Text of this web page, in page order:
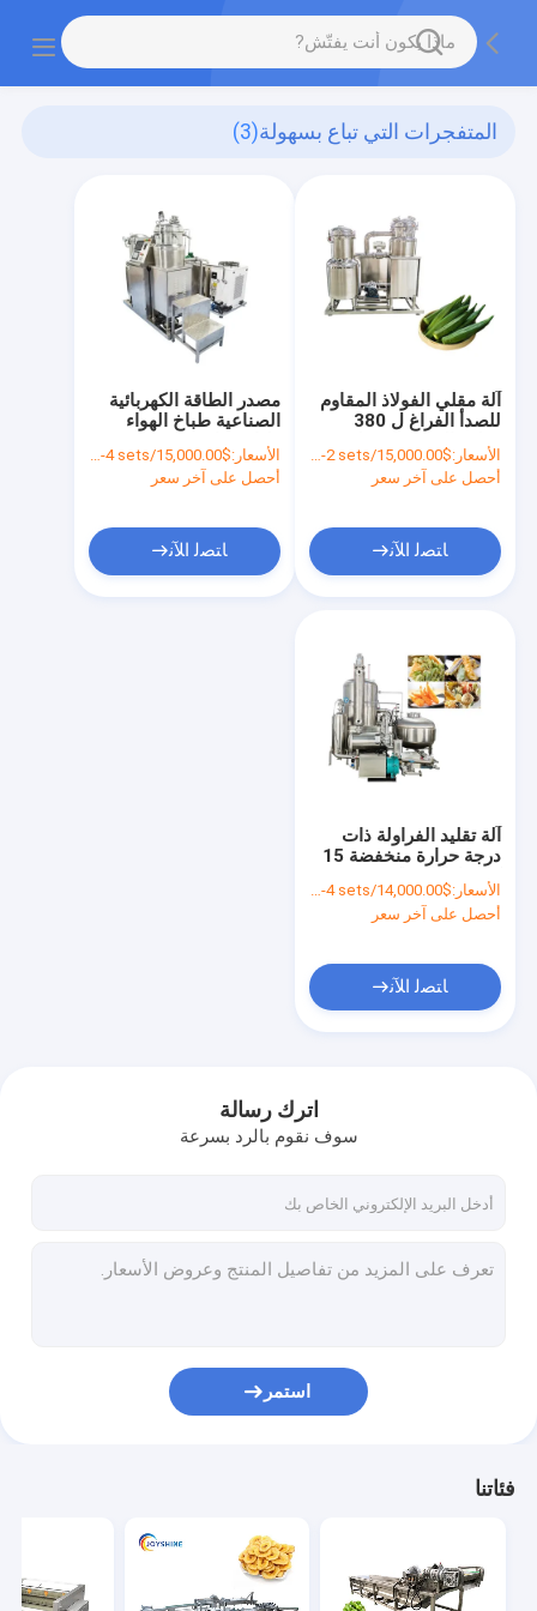
المتفجرات التي تباع بسهولة(3)
مصدر الطاقة الكهربائية
الصناعية طباخ الهواء
الفنادق
الأسعار:$15,000.00/sets 1-4 sets
أحصل على آخر سعر
ﺎﺘﺼﻟ ﺍﻶﻧ
آلة مقلي الفولاذ المقاوم
للصدأ الفراغ ل 380
وجبات خفيفة منخفضة
الزيت
الأسعار:$15,000.00/sets 1-2 sets
أحصل على آخر سعر
ﺎﺘﺼﻟ ﺍﻶﻧ
آلة تقليد الفراولة ذات
درجة حرارة منخفضة 15
كيلوواط للفواكه
والخضروات المقلية الآلية
الأسعار:$14,000.00/sets 1-4 sets
أحصل على آخر سعر
ﺎﺘﺼﻟ ﺍﻶﻧ
اترك رسالة
سوف نقوم بالرد بسرعة
استمر
فئاتنا